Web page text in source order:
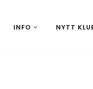
INFO NYTT